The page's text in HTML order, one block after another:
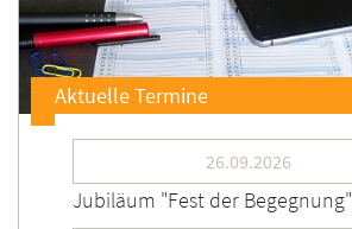
Aktuelle Termine
26.09.2026
Jubiläum "Fest der Begegnung"